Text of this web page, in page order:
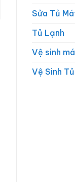
Sửa Tủ
Tủ Lạnh
Vệ sinh
Vệ Sinh